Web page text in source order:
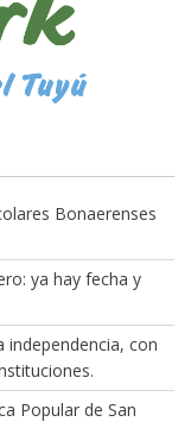
Bonaerenses
ya hay fecha y
independencia, con
Popular de San